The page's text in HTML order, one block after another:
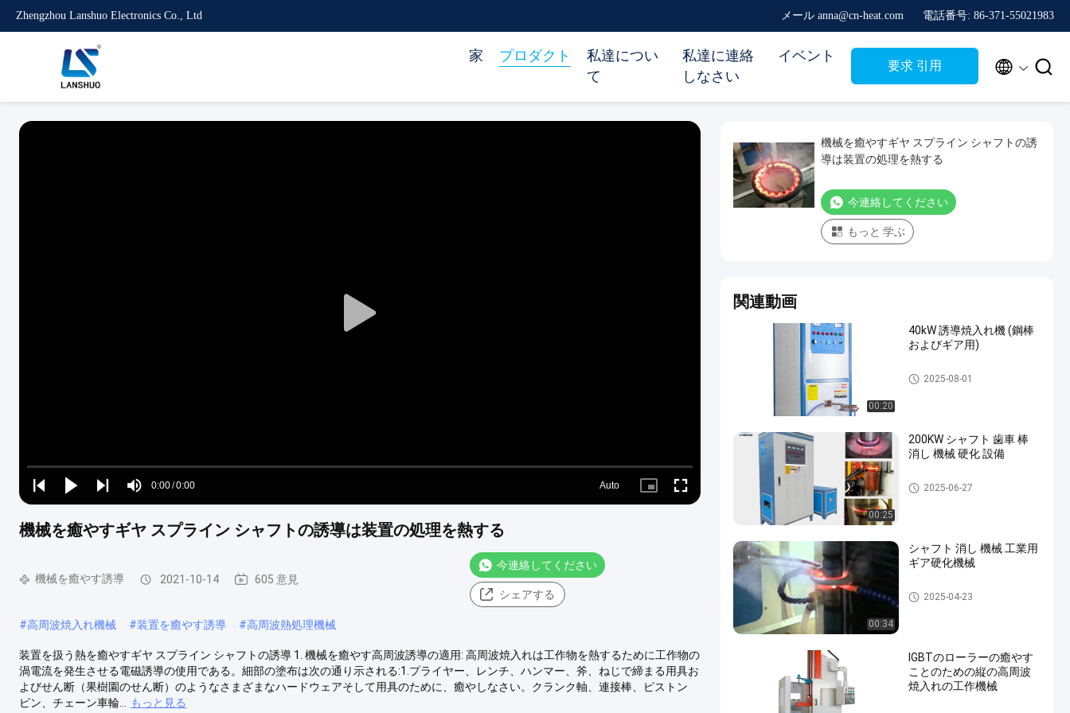
Zhengzhou Lanshuo Electronics Co., Ltd メール anna@cn-heat.com 電話番号: 86-371-55021983
家 プロダクト
私達につい
て
私達に連絡
しなさい
イベント
要求 引用  
Play
Play
Play
Play
Mute
Time
0:00/0:00
Loaded:
0%
Auto
Picture- Fullscreen
機械を癒やすギヤ スプライン シャフトの誘導は装置の処理を熱する
機械を癒やす誘導 2021-10-14 605 意見
今連絡してください
シェアする
#高周波焼入れ機械 #装置を癒やす誘導 #高周波熱処理機械
装置を扱う熱を癒やすギヤ スプライン シャフトの誘導 1. 機械を癒やす高周波誘導の適用: 高周波焼入れは工作物を熱するために工作物の
渦電流を発生させる電磁誘導の使用である。細部の塗布は次の通り示される:1.プライヤー、レンチ、ハンマー、斧、ねじで締まる用具お
よびせん断（果樹園のせん断）のようなさまざまなハードウェアそして用具のために、癒やしなさい。クランク軸、連接棒、ピストン
ピン、チェーン車輪...
もっと見る
機械を癒やすギヤ スプライン シャフトの誘
導は装置の処理を熱する
今連絡してください
もっと 学ぶ
関連動画
00:20
40kW 誘導焼入れ機 (鋼棒
およびギア用)
機械を癒やす誘導
2025-08-01
00:25
200KW シャフト 歯車 棒
消し 機械 硬化 設備
機械を癒やす誘導
2025-06-27
00:34
シャフト 消し 機械 工業用
ギア硬化機械
機械を癒やす誘導
2025-04-23
IGBTのローラーの癒やす
ことのための縦の高周波
焼入れの工作機械